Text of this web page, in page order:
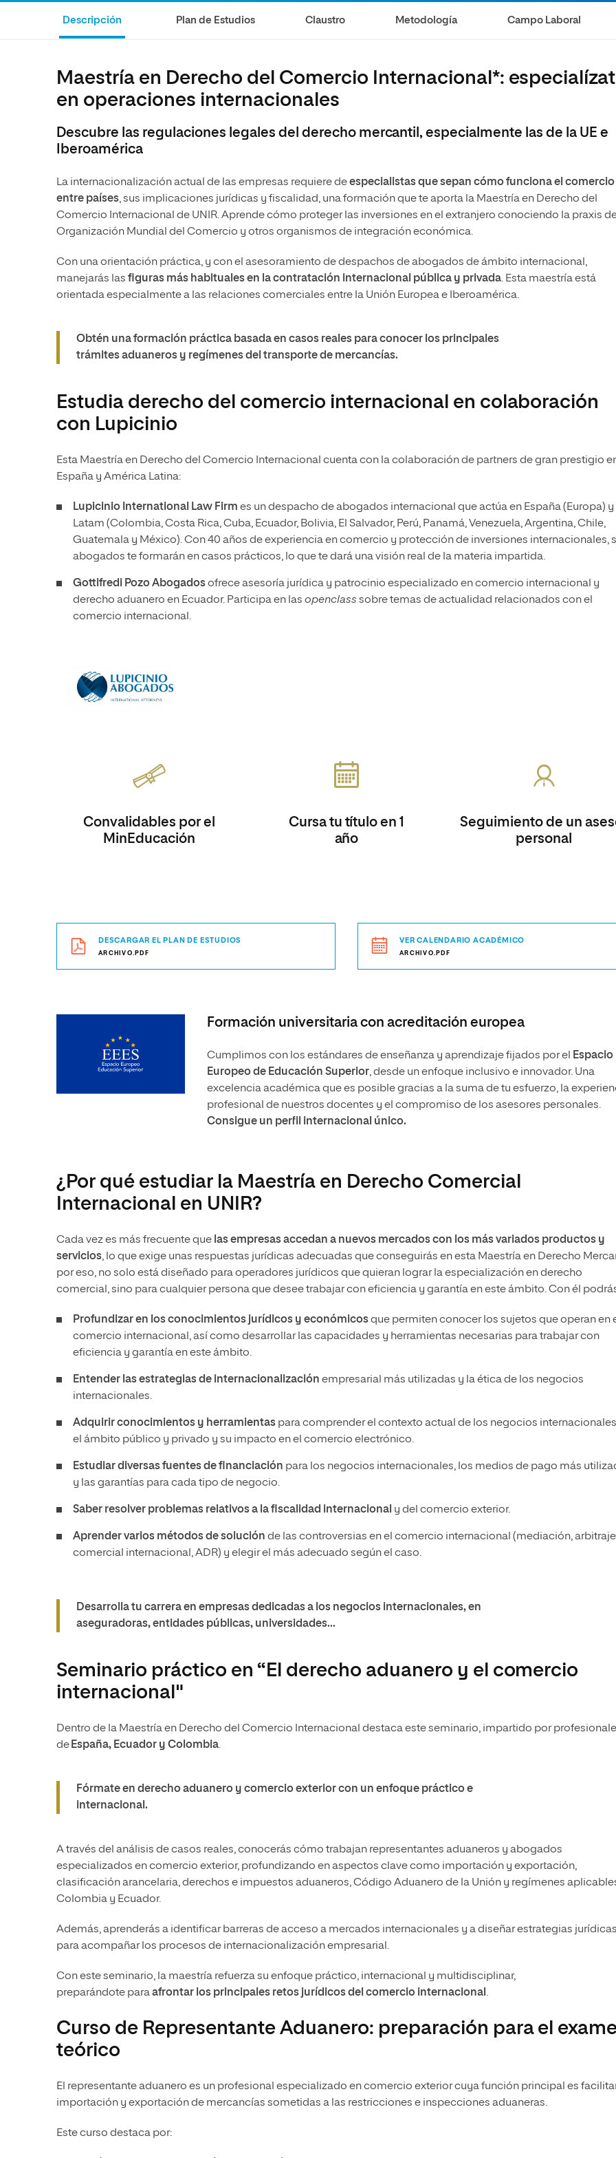
Marketing y Comunicación
Diseño
Música
Ciencias Sociales y del Trabajo
Marketing y Comunicación
Artes
Descripción Plan de Estudios Claustro Metodología Campo Laboral
Maestría en Derecho del Comercio Internacional*:
en operaciones internacionales
Descubre las regulaciones legales del derecho mercantil, especialmente las de la UE e
Iberoamérica
La internacionalización actual de las empresas requiere deespecialistas que sepan cómo funciona el comercio
entre países, sus implicaciones jurídicas y fiscalidad, una formación que te aporta la Maestría en Derecho del
Comercio Internacional de UNIR. Aprende cómo proteger las inversiones en el extranjero conociendo la praxis
Organización Mundial del Comercio y otros organismos de integración económica.
Con una orientación práctica, y con el asesoramiento de despachos de abogados de ámbito internacional,
manejarás las figuras más habituales en la contratación internacional pública y privada. Esta maestría está
orientada especialmente a las relaciones comerciales entre la Unión Europea e Iberoamérica.
Obtén una formación práctica basada en casos reales para conocer los principales
trámites aduaneros y regímenes del transporte de mercancías.
Estudia derecho del comercio internacional en colaboración
con Lupicinio
Esta Maestría en Derecho del Comercio Internacional cuenta con la colaboración de partners de gran prestigio
España y América Latina:
Lupicinio International Law Firm es un despacho de abogados internacional que actúa en España (Europa) y
Latam (Colombia, Costa Rica, Cuba, Ecuador, Bolivia, El Salvador, Perú, Panamá, Venezuela, Argentina, Chile,
Guatemala y México). Con 40 años de experiencia en comercio y protección de inversiones internacionales,
abogados te formarán en casos prácticos, lo que te dará una visión real de la materia impartida.
Gottifredi Pozo Abogadosofrece asesoría jurídica y patrocinio especializado en comercio internacional y
derecho aduanero en Ecuador. Participa en las openclass sobre temas de actualidad relacionados con el
comercio internacional.
Convalidables por el
MinEducación
Cursa tu título en 1
año
Seguimiento de un
personal
DESCARGAR EL PLAN DE ESTUDIOS
ARCHIVO.PDF
VER CALENDARIO ACADÉMICO
ARCHIVO.PDF
Formación universitaria con acreditación europea
Cumplimos con los estándares de enseñanza y aprendizaje fijados por el
Espacio
Europeo de Educación Superior, desde un enfoque inclusivo e innovador. Una
excelencia académica que es posible gracias a la suma de tu esfuerzo, la
profesional de nuestros docentes y el compromiso de los asesores personales.
Consigue un perfil internacional único.
¿Por qué estudiar la Maestría en Derecho Comercial
Internacional en UNIR?
Cada vez es más frecuente que las empresas accedan a nuevos mercados con los más variados productos y
servicios, lo que exige unas respuestas jurídicas adecuadas que conseguirás en esta Maestría en Derecho
por eso, no solo está diseñado para operadores jurídicos que quieran lograr la especialización en derecho
comercial, sino para cualquier persona que desee trabajar con eficiencia y garantía en este ámbito. Con él
Profundizar en los conocimientos jurídicos y económicosque permiten conocer los sujetos que operan en
comercio internacional, así como desarrollar las capacidades y herramientas necesarias para trabajar con
eficiencia y garantía en este ámbito.
Entender las estrategias de internacionalización empresarial más utilizadas y la ética de los negocios
internacionales.
Adquirir conocimientos y herramientas para comprender el contexto actual de los negocios
el ámbito público y privado y su impacto en el comercio electrónico.
Estudiar diversas fuentes de financiación para los negocios internacionales, los medios de pago más
y las garantías para cada tipo de negocio.
Saber resolver problemas relativos a la fiscalidad internacional y del comercio exterior.
Aprender varios métodos de solución de las controversias en el comercio internacional (mediación, arbitraje
comercial internacional, ADR) y elegir el más adecuado según el caso.
Desarrolla tu carrera en empresas dedicadas a los negocios internacionales, en
aseguradoras, entidades públicas, universidades...
Seminario práctico en “El derecho aduanero y el comercio
internacional"
Dentro de la Maestría en Derecho del Comercio Internacional destaca este seminario, impartido por
de España, Ecuador y Colombia.
Fórmate en derecho aduanero y comercio exterior con un enfoque práctico e
internacional.
A través del análisis de casos reales, conocerás cómo trabajan representantes aduaneros y abogados
especializados en comercio exterior, profundizando en aspectos clave como importación y exportación,
clasificación arancelaria, derechos e impuestos aduaneros, Código Aduanero de la Unión y regímenes
Colombia y Ecuador.
Además, aprenderás a identificar barreras de acceso a mercados internacionales y a diseñar estrategias
para acompañar los procesos de internacionalización empresarial.
Con este seminario, la maestría refuerza su enfoque práctico, internacional y multidisciplinar,
preparándote paraafrontar los principales retos jurídicos del comercio internacional .
Curso de Representante Aduanero: preparación para el
teórico
El representante aduanero es un profesional especializado en comercio exterior cuya función principal es
importación y exportación de mercancías sometidas a las restricciones e inspecciones aduaneras.
Este curso destaca por: